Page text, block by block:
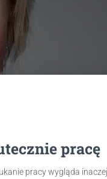
pracę
pracy wygląda